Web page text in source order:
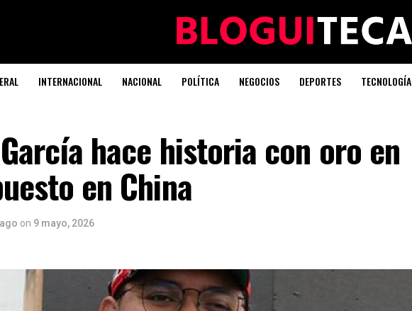
INTERNACIONAL NACIONAL POLÍTICA NEGOCIOS DEPORTES TECNOLOGÍA
hace historia con oro en
en China
on 9 mayo, 2026